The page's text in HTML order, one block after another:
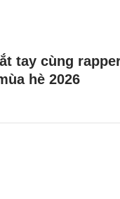
tay cùng
hè 2026